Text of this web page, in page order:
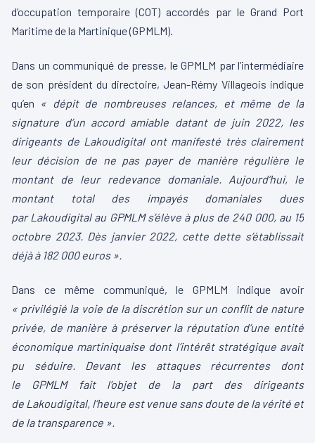
d’occupation temporaire(COT) accordés par le Grand Port
Maritime de la Martinique(GPMLM).
Dans un communiqué de presse, le GPMLM par l’intermédiaire
de son président du directoire,Jean-Rémy Villageois indique
qu’en « dépit de nombreuses relances, et même de la
signature d’un accord amiable datant de juin 2022, les
dirigeants de Lakoudigitalont manifesté très clairement
leur décision de ne pas payer de manière régulière le
montant de leur redevance domaniale.Aujourd’hui, le
montant total des impayés domaniales dues
parLakoudigitalau GPMLMs’élève à plus de 240 000, au 15
octobre 2023.Dès janvier 2022, cette dette s’établissait
déjà à 182 000 euros ».
Dans ce même communiqué, leGPMLM indique avoir
« privilégié la voie de la discrétion sur un conflit de nature
privée, de manière à préserver la réputation d’une entité
économique martiniquaise dont l’intérêt stratégique avait
pu séduire.Devant les attaques récurrentes dont
le GPMLMfait l’objet de la part des dirigeants
de Lakoudigital, l’heure est venue sans doute de la vérité et
de la transparence ».